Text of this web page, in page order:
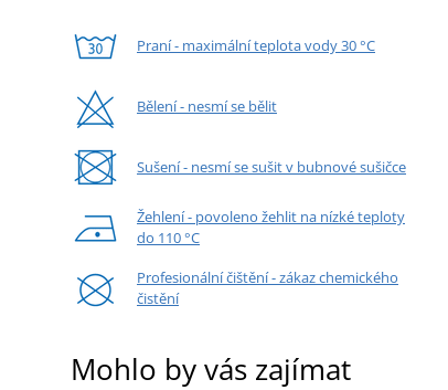
Praní - maximální teplota vody 30 °C
Bělení - nesmí se bělit
Sušení - nesmí se sušit v bubnové sušičce
Žehlení - povoleno žehlit na nízké teploty
do 110 °C
Profesionální čištění - zákaz chemického
čistění
Mohlo by vás zajímat